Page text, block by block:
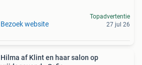
Bezoek website
Topadvertentie
27 jul 26
Hilma af Klint en haar salon op